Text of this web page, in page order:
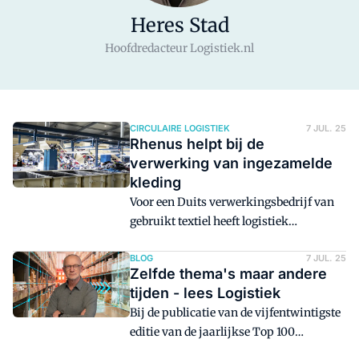
Heres Stad
Hoofdredacteur Logistiek.nl
CIRCULAIRE LOGISTIEK 7 JUL. 25
Rhenus helpt bij de
verwerking van ingezamelde
kleding
Voor een Duits verwerkingsbedrijf van
gebruikt textiel heeft logistiek
control tower in het leven geroepen. Doel
is om hiermee de zichtbaarheid in de
totale keten te vergroten en zo bij te
dragen aan de circulaire economie.
BLOG 7 JUL. 25
Zelfde thema's maar andere
tijden - lees Logistiek
Bij de publicatie van de vijfentwintigste
editie van de jaarlijkse Top 100